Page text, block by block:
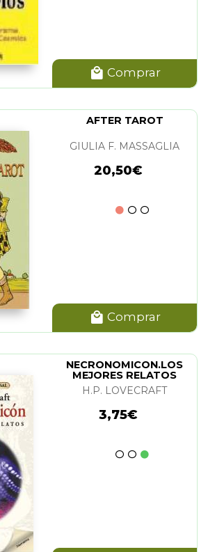
Comprar
AFTER TAROT
GIULIA F. MASSAGLIA
20,50€
Comprar
NECRONOMICON.LOS
MEJORES RELATOS
H.P. LOVECRAFT
3,75€